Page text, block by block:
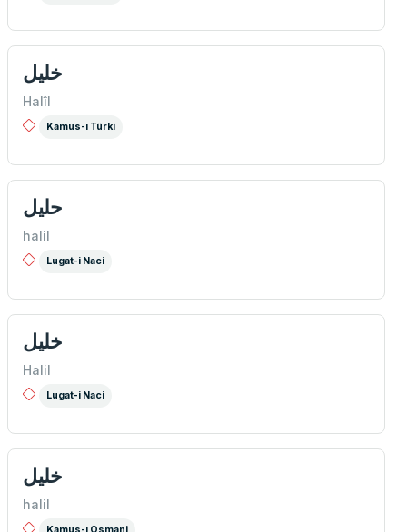
خلیل
Halîl
Kamus-ı Türki
حليل
halil
Lugat-i Naci
خليل
Halil
Lugat-i Naci
خلیل
halil